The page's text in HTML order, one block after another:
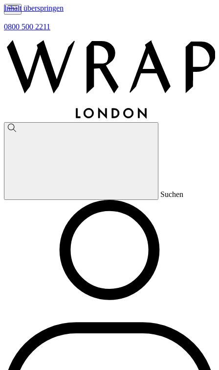
Inhalt überspringen
0800 500 2211
Suchen